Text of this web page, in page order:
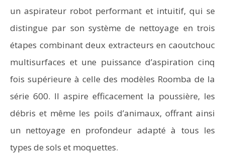
un aspirateur robot performant et intuitif, qui se
distingue par son système de nettoyage en trois
étapes combinant deux extracteurs en caoutchouc
multisurfaces et une puissance d’aspiration cinq
fois supérieure à celle des modèles Roomba de la
série 600. Il aspire efficacement la poussière, les
débris et même les poils d’animaux, offrant ainsi
un nettoyage en profondeur adapté à tous les
types de sols et moquettes.